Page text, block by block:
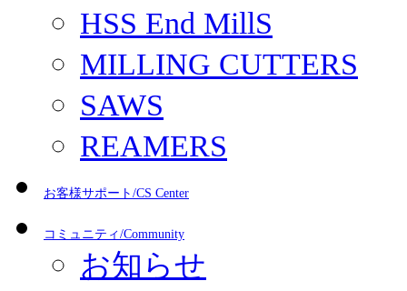
HSS End MillS
MILLING CUTTERS
SAWS
REAMERS
お客様サポート/CS Center
コミュニティ/Community
お知らせ